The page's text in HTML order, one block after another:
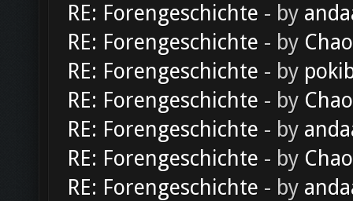
RE: Forengeschichte - by
RE: Forengeschichte - by
RE: Forengeschichte - by
RE: Forengeschichte - by
RE: Forengeschichte - by
RE: Forengeschichte - by
RE: Forengeschichte - by